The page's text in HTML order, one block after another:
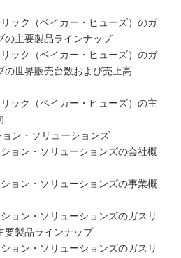
ック（ベイカー・ヒューズ）のガ
の主要製品ラインナップ
ック（ベイカー・ヒューズ）のガ
の世界販売台数および売上高
ック（ベイカー・ヒューズ）の主
ン・ソリューションズ
ョン・ソリューションズの会社概
ョン・ソリューションズの事業概
ョン・ソリューションズのガスリ
要製品ラインナップ
ョン・ソリューションズのガスリ